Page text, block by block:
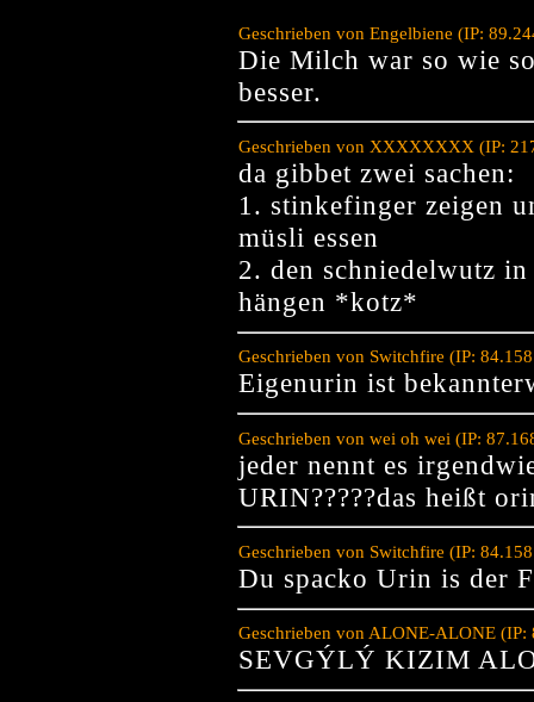
Geschrieben von Engelbiene (IP:
Die Milch war so wie
besser.
Geschrieben von XXXXXXXX (IP:
da gibbet zwei sachen:
1. stinkefinger zeigen
müsli essen
2. den schniedelwutz in
hängen *kotz*
Geschrieben von Switchfire (IP:
Eigenurin ist
Geschrieben von wei oh wei (IP:
jeder nennt es
URIN?????das heißt
Geschrieben von Switchfire (IP:
Du spacko Urin is der
Geschrieben von ALONE-ALONE
SEVGÝLÝ KIZIM